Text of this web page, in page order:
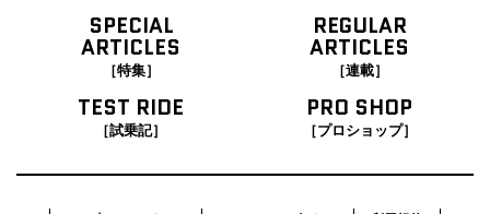
SPECIAL
ARTICLES
［特集］
REGULAR
ARTICLES
［連載］
TEST RIDE
［試乗記］
PRO SHOP
［プロショップ］